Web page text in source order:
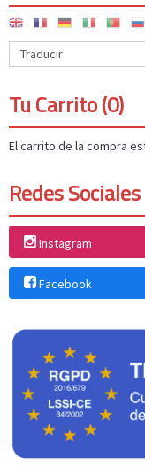
Tu Carrito (0)
El carrito de la compra
Redes Sociales
Instagram
Facebook